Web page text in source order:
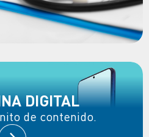
DIGITAL
de contenido.